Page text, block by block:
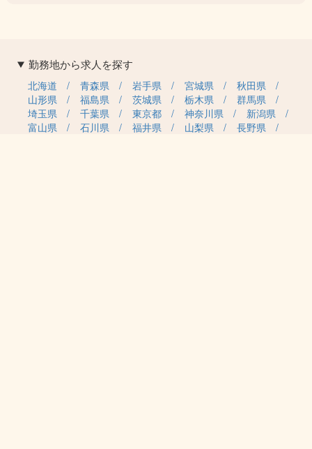
勤務地から求人を探す
北海道 青森県 岩手県 宮城県
秋田県
山形県
福島県 茨城県 栃木県
群馬県
埼玉県
千葉県 東京都 神奈川県
新潟県
富山県
石川県 福井県 山梨県
長野県